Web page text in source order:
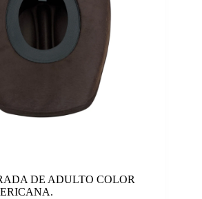
DE ADULTO COLOR